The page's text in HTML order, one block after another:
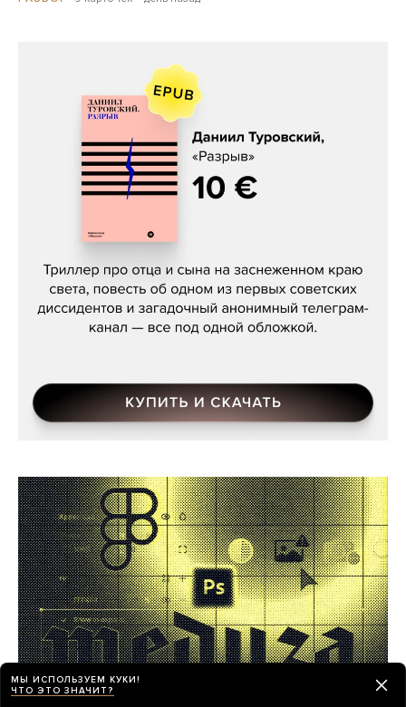
Даниил Туровский, «Разрыв»
МЫ ИСПОЛЬЗУЕМ КУКИ!
ЧТО ЭТО ЗНАЧИТ?